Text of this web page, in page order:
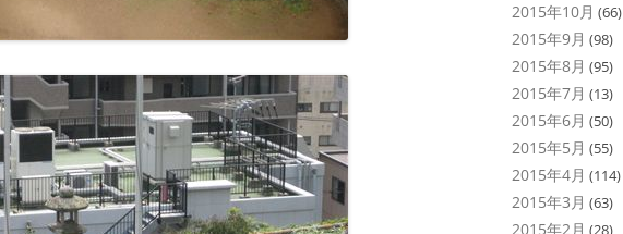
2015年10月 (66)
2015年9月 (98)
2015年8月 (95)
2015年7月 (13)
2015年6月 (50)
2015年5月 (55)
2015年4月 (114)
2015年3月 (63)
2015年2月 (28)